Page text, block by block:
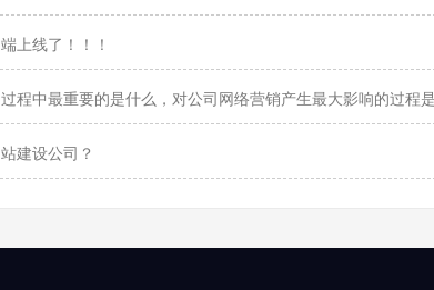
上线了！！！
程中最重要的是什么，对公司网络营销产生最大影响的过程
建设公司？